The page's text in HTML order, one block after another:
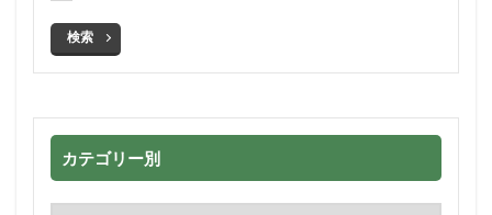
検索
カテゴリー別